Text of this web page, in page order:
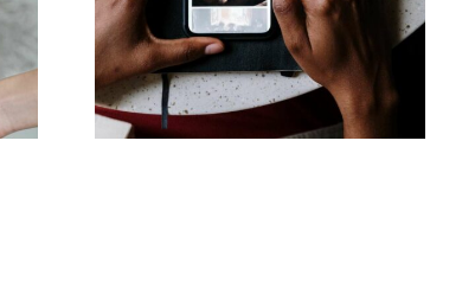
animare foto e
rendere coinvolgenti i
post su Facebook